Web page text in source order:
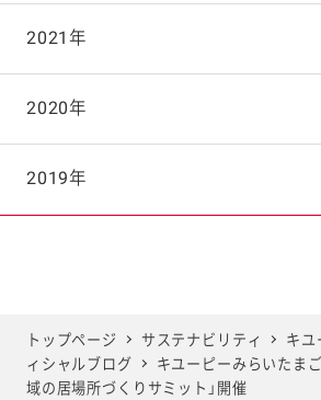
2025年9月
2025年8月
2025年7月
2025年4月
2024年10月
2024年9月
2024年8月
2024年5月
2023年11月
2023年10月
2023年9月
2023年6月
2022年12月
2022年11月
2022年10月
2022年7月
2021年
2021年12月
2021年11月
2021年8月
2020年
2020年12月
2020年9月
2019年
2019年10月
トップページ サステナビリティ
キユ
ィシャルブログ
キユーピーみらいたま
域の居場所づくりサミット」開催